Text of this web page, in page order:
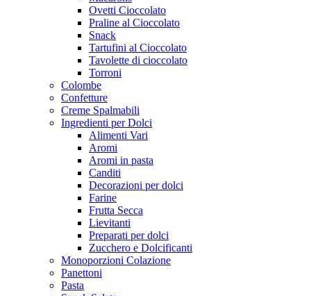
Ovetti Cioccolato
Praline al Cioccolato
Snack
Tartufini al Cioccolato
Tavolette di cioccolato
Torroni
Colombe
Confetture
Creme Spalmabili
Ingredienti per Dolci
Alimenti Vari
Aromi
Aromi in pasta
Canditi
Decorazioni per dolci
Farine
Frutta Secca
Lievitanti
Preparati per dolci
Zucchero e Dolcificanti
Monoporzioni Colazione
Panettoni
Pasta